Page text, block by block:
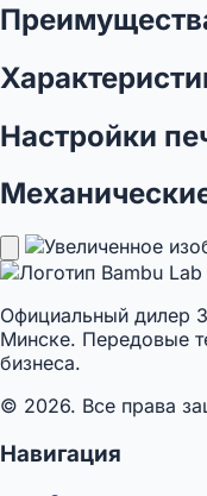
Настройки
Официальный дилер
Минске. Передовые
бизнеса.
© 2026. Все права
Навигация